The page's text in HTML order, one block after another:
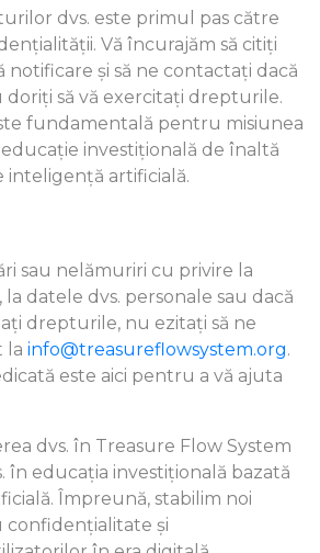
dvs. este primul pas către
Vă încurajăm să citiți
notificare și să ne contactați dacă
doriți să vă exercitați drepturile.
fundamentală pentru misiunea
investițională de înaltă
inteligență artificială.
sau nelămuriri cu privire la
la datele dvs. personale sau dacă
drepturile, nu ezitați să ne
la info@treasureflowsystem.org.
este aici pentru a vă ajuta
dvs. în Treasure Flow System
în educația investițională bazată
Împreună, stabilim noi
și